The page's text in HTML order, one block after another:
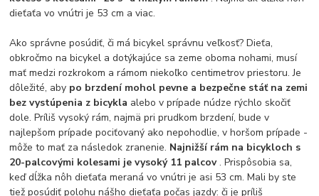
dieťaťa vo vnútri je 53 cm a viac.
Ako správne posúdiť, či má bicykel správnu veľkosť? Dieťa,
obkročmo na bicykel a dotýkajúce sa zeme oboma nohami, musí
mať medzi rozkrokom a rámom niekoľko centimetrov priestoru. Je
dôležité, aby po brzdení mohol pevne a bezpečne stáť na zemi
bez vystúpenia z bicykla alebo v prípade núdze rýchlo skočiť
dole. Príliš vysoký rám, najmä pri prudkom brzdení, bude v
najlepšom prípade pociťovaný ako nepohodlie, v horšom prípade -
môže to mať za následok zranenie. Najnižší rám na bicykloch s
20-palcovými kolesami je vysoký 11 palcov. Prispôsobia sa,
keď dĺžka nôh dieťaťa meraná vo vnútri je asi 53 cm. Mali by ste
tiež posúdiť polohu nášho dieťaťa počas jazdy: či je príliš